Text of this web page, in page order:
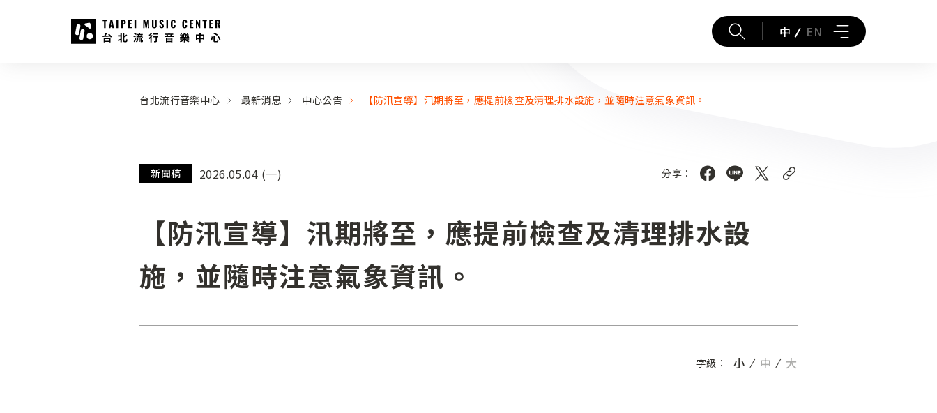
::: 中 EN
台北流行音樂中心 最新消息 中心公告 【防汛宣導】汛期將至，應提前檢查及清理排水設施，並隨時注意氣象資訊。
新聞稿 2026.05.04 (一) 分享：
【防汛宣導】汛期將至，應提前檢查及清理排水設
施，並隨時注意氣象資訊。
字級： 小 中 大